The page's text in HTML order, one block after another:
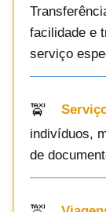
facilidade e
serviço
indivíduos,
de